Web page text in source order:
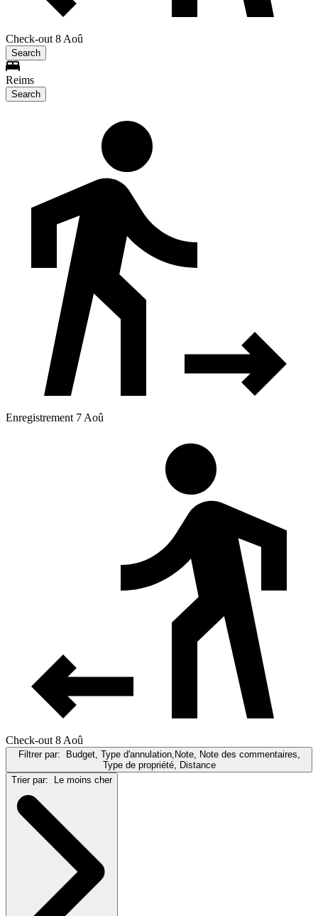
Check-out 8 Aoû
Search
Reims
Search
Enregistrement 7 Aoû
Check-out 8 Aoû
Filtrer par:
Budget, Type d'annulation,Note, Note des commentaires,
Type de propriété, Distance
Trier par:
Le moins cher